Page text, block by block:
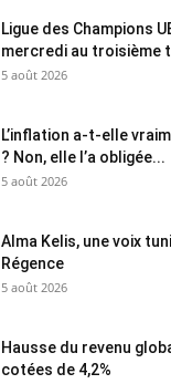
Ligue des Champions
mercredi au troisième
5 août 2026
L’inflation a-t-elle
? Non, elle l’a obligée...
5 août 2026
Alma Kelis, une voix
Régence
5 août 2026
Hausse du revenu
cotées de 4,2%